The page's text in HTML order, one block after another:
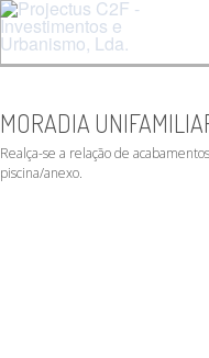
MORADIA
Realça-se a relação de
piscina/anexo.